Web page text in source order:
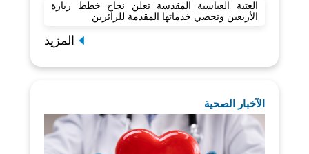
العتبة العباسية المقدسة تعلن نجاح خطط زيارة
الأربعين وتحصي خدماتها المقدمة للزائرين
المزيد
الآخبار الصحية